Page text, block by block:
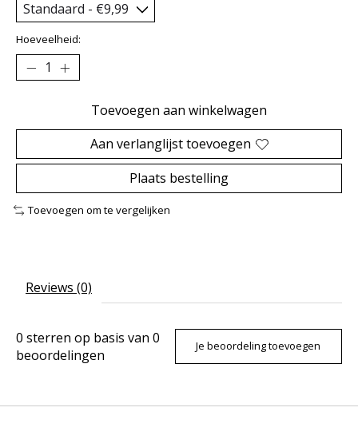
Hoeveelheid:
Toevoegen aan winkelwagen
Aan verlanglijst toevoegen
Plaats bestelling
Toevoegen om te vergelijken
Reviews (0)
0 sterren op basis van 0
beoordelingen
Je beoordeling toevoegen